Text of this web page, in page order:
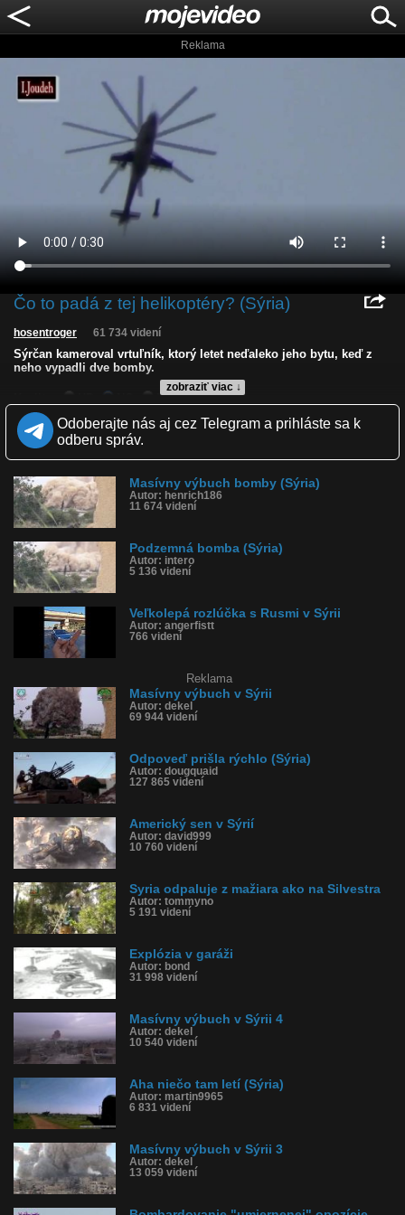
Reklama
Čo to padá z tej helikoptéry? (Sýria)
zobraziť viac ↓
hosentroger 61 734 videní
Sýrčan kameroval vrtuľník, ktorý letet neďaleko jeho bytu, keď z
neho vypadli dve bomby.
LQ
Zverejnené: 29.10.2015 13:53
Páči sa: 88% (91 hlasov)
Obľúbené: 54
Komentárov: 127
Kategória: šokujúce
Tagy: bomba, sýria, výbuch, explózia, vrtuľník, helikoptéra
História sledovanosti videa:
Odoberajte nás aj cez Telegram a prihláste sa k
odberu správ.
Masívny výbuch bomby (Sýria)
Autor: henrich186
11 674 videní
Podzemná bomba (Sýria)
Autor: intero
5 136 videní
Veľkolepá rozlúčka s Rusmi v Sýrii
Autor: angerfistt
766 videní
Reklama
Masívny výbuch v Sýrii
Autor: dekel
69 944 videní
Odpoveď prišla rýchlo (Sýria)
Autor: dougquaid
127 865 videní
Americký sen v Sýrií
Autor: david999
10 760 videní
Syria odpaluje z mažiara ako na Silvestra
Autor: tommyno
5 191 videní
Explózia v garáži
Autor: bond
31 998 videní
Masívny výbuch v Sýrii 4
Autor: dekel
10 540 videní
Aha niečo tam letí (Sýria)
Autor: martin9965
6 831 videní
Masívny výbuch v Sýrii 3
Autor: dekel
13 059 videní